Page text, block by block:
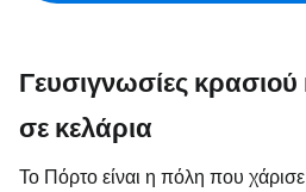
Γευσιγνωσίες κρασιού
σε κελάρια
Το Πόρτο είναι η πόλη που